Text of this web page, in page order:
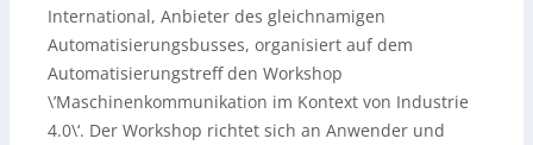
International, Anbieter des gleichnamigen
Automatisierungsbusses, organisiert auf dem
Automatisierungstreff den Workshop
\’Maschinenkommunikation im Kontext von Industrie
4.0\‘. Der Workshop richtet sich an Anwender und